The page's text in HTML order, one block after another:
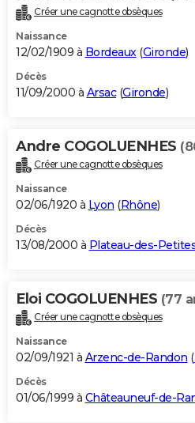
Créer une cagnotte obsèques
Naissance
12/02/1909 à Bordeaux(Gironde)
Décès
11/09/2000 à Arsac(Gironde)
Andre COGOLUENHES
Créer une cagnotte obsèques
Naissance
02/06/1920 à Lyon (Rhône)
Décès
13/08/2000 à Plateau-des-
Eloi COGOLUENHES (77
Créer une cagnotte obsèques
Naissance
02/09/1921 à Arzenc-de-Randon (
Décès
01/06/1999 à Châteauneuf-de-